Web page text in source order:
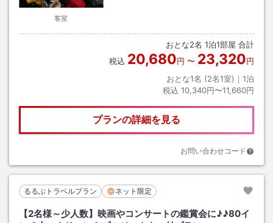
客室
おとな2名 1泊1部屋 合計
税込 20,680円 〜 23,320円
おとな1名 (2名1室)｜ 1泊
税込 10,340円〜11,660円
プランの詳細を見る
お問い合わせコード
るるぶトラベルプラン ネット限定
【2名様～少人数】映画やコンサートの鑑賞会に♪♪80イ